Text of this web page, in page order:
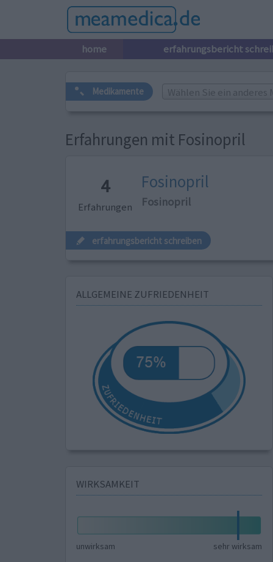
home erfahrungsbericht
Medikamente Wählen Sie ein anderes
Erfahrungen mit Fosinopril
4
Erfahrungen
Fosinopril
Fosinopril
erfahrungsbericht schreiben
ALLGEMEINE ZUFRIEDENHEIT
WIRKSAMKEIT
unwirksam sehr wirksam